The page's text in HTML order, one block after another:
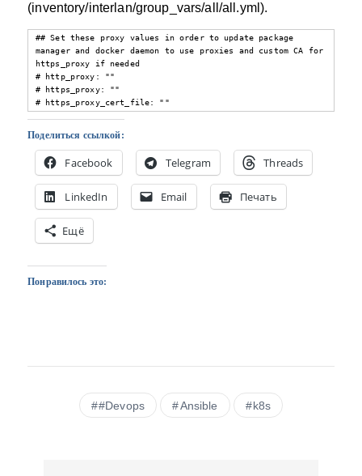
(inventory/interlan/group_vars/all/all.yml).
## Set these proxy values in order to update package
manager and docker daemon to use proxies and custom CA for
https_proxy if needed
# http_proxy: ""
# https_proxy: ""
# https_proxy_cert_file: ""
Поделиться ссылкой:
Facebook Telegram Threads
LinkedIn Email Печать
Ещё
Понравилось это:
#Devops Ansible k8s